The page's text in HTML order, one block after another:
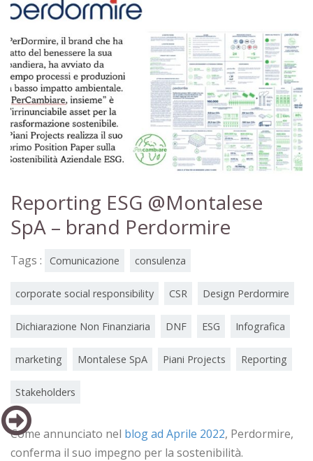
Reporting ESG @Montalese
SpA – brand Perdormire
Tags : Comunicazione consulenza
corporate social responsibility CSR Design Perdormire
Dichiarazione Non Finanziaria DNF ESG Infografica
marketing Montalese SpA Piani Projects Reporting
Stakeholders
Come annunciato nel blog ad Aprile 2022, Perdormire,
conferma il suo impegno per la sostenibilità.